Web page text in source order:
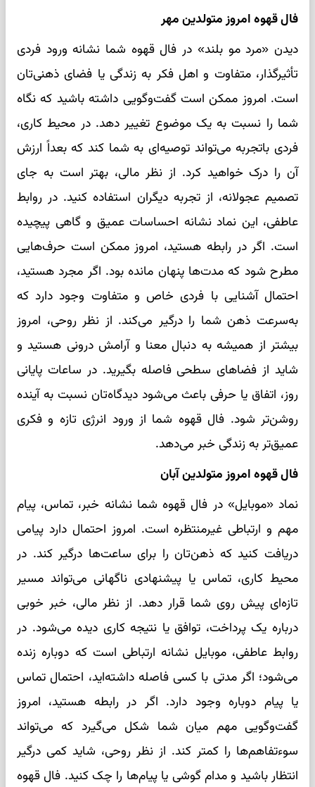
فال قهوه امروز متولدین مهر
دیدن «مرد مو بلند» در فال قهوه شما نشانه ورود فردی
تأثیرگذار، متفاوت و اهل فکر به زندگی یا فضای ذهنی‌تان
است. امروز ممکن است گفت‌وگویی داشته باشید که نگاه
شما را نسبت به یک موضوع تغییر دهد. در محیط کاری،
فردی باتجربه می‌تواند توصیه‌ای به شما کند که بعداً ارزش
آن را درک خواهید کرد. از نظر مالی، بهتر است به جای
تصمیم عجولانه، از تجربه دیگران استفاده کنید. در روابط
عاطفی، این نماد نشانه احساسات عمیق و گاهی پیچیده
است. اگر در رابطه هستید، امروز ممکن است حرف‌هایی
مطرح شود که مدت‌ها پنهان مانده بود. اگر مجرد هستید،
احتمال آشنایی با فردی خاص و متفاوت وجود دارد که
به‌سرعت ذهن شما را درگیر می‌کند. از نظر روحی، امروز
بیشتر از همیشه به دنبال معنا و آرامش درونی هستید و
شاید از فضاهای سطحی فاصله بگیرید. در ساعات پایانی
روز، اتفاق یا حرفی باعث می‌شود دیدگاه‌تان نسبت به آینده
روشن‌تر شود. فال قهوه شما از ورود انرژی تازه و فکری
عمیق‌تر به زندگی خبر می‌دهد.
فال قهوه امروز متولدین آبان
نماد «موبایل» در فال قهوه شما نشانه خبر، تماس، پیام
مهم و ارتباطی غیرمنتظره است. امروز احتمال دارد پیامی
دریافت کنید که ذهن‌تان را برای ساعت‌ها درگیر کند. در
محیط کاری، تماس یا پیشنهادی ناگهانی می‌تواند مسیر
تازه‌ای پیش روی شما قرار دهد. از نظر مالی، خبر خوبی
درباره یک پرداخت، توافق یا نتیجه کاری دیده می‌شود. در
روابط عاطفی، موبایل نشانه ارتباطی است که دوباره زنده
می‌شود؛ اگر مدتی با کسی فاصله داشته‌اید، احتمال تماس
یا پیام دوباره وجود دارد. اگر در رابطه هستید، امروز
گفت‌وگویی مهم میان شما شکل می‌گیرد که می‌تواند
سوءتفاهم‌ها را کمتر کند. از نظر روحی، شاید کمی درگیر
انتظار باشید و مدام گوشی یا پیام‌ها را چک کنید. فال قهوه